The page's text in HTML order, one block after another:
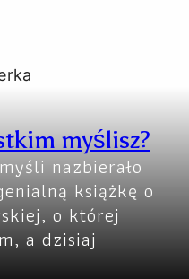
myślisz?
nazbierało
książkę o
o której
a dzisiaj